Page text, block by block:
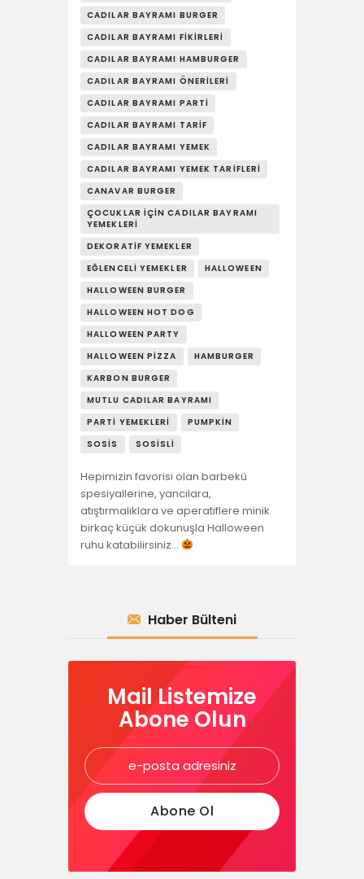
CADILAR BAYRAMI BURGER
CADILAR BAYRAMI FIKIRLERI
CADILAR BAYRAMI HAMBURGER
CADILAR BAYRAMI ÖNERILERI
CADILAR BAYRAMI PARTI
CADILAR BAYRAMI TARIF
CADILAR BAYRAMI YEMEK
CADILAR BAYRAMI YEMEK TARIFLERI
CANAVAR BURGER
ÇOCUKLAR İÇIN CADILAR BAYRAMI
YEMEKLERI
DEKORATIF YEMEKLER
EĞLENCELI YEMEKLER
HALLOWEEN
HALLOWEEN BURGER
HALLOWEEN HOT DOG
HALLOWEEN PARTY
HALLOWEEN PIZZA
HAMBURGER
KARBON BURGER
MUTLU CADILAR BAYRAMI
PARTI YEMEKLERI
PUMPKIN
SOSIS
SOSISLI
Hepimizin favorisi olan barbekü
spesiyallerine, yancılara,
atıştırmalıklara ve aperatiflere minik
birkaç küçük dokunuşla Halloween
ruhu katabilirsiniz…
Haber Bülteni
Mail Listemize
Abone Olun